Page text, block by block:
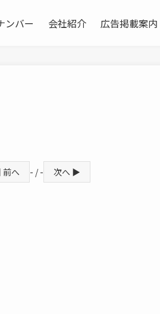
ンバー 会社紹介 広告掲載案内
へ - / - 次へ ▶